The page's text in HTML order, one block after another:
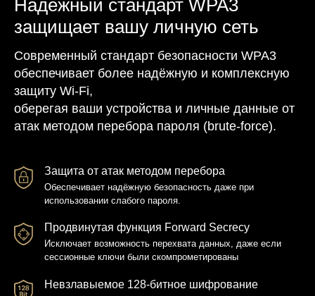
Надёжный стандарт WPA3
защищает вашу личную сеть
Современный стандарт безопасности WPA3
обеспечивает более надёжную и комплексную
защиту Wi-Fi,
оберегая ваши устройства и личные данные от
атак методом перебора пароля (brute-force).
Защита от атак методом перебора
Обеспечивает надёжную безопасность даже при
использовании слабого пароля.
Продвинутая функция Forward Secrecy
Исключает возможность перехвата данных, даже если
сессионные ключи были скомпрометированы
Невзлавыемое 128-битное шифрование